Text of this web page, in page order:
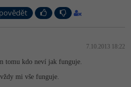
7.10.2013 18:22
tomu kdo neví jak funguje.
mi vše funguje.